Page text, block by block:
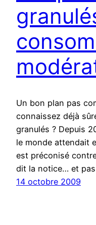
Un bon plan pas
connaissez déjà
granulés ? Depuis
le monde attendait
est préconisé
dit la notice… et
14 octobre 2009